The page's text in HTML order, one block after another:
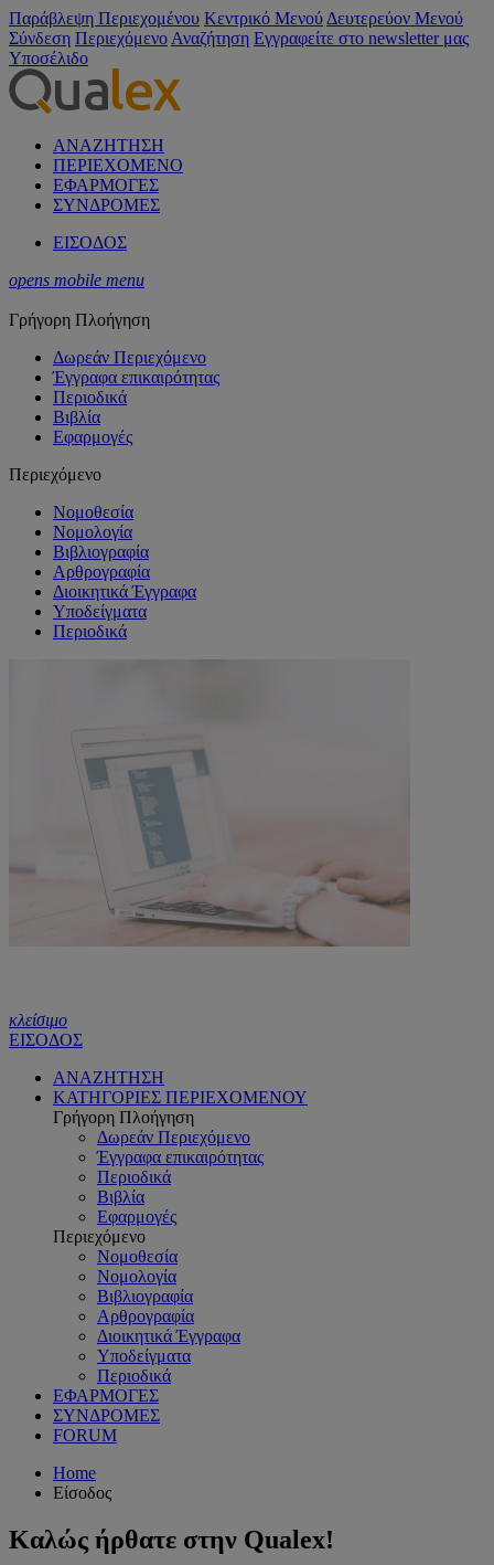
Παράβλεψη Περιεχομένου Κεντρικό Μενού Δευτερεύον Μενού
Σύνδεση Περιεχόμενο Αναζήτηση Εγγραφείτε στο newsletter μας
Υποσέλιδο
ΑΝΑΖΗΤΗΣΗ
ΠΕΡΙΕΧΟΜΕΝΟ
ΕΦΑΡΜΟΓΕΣ
ΣΥΝΔΡΟΜΕΣ
ΕΙΣΟΔΟΣ
opens mobile menu
Γρήγορη Πλοήγηση
Δωρεάν Περιεχόμενο
Έγγραφα επικαιρότητας
Περιοδικά
Βιβλία
Εφαρμογές
Περιεχόμενο
Νομοθεσία
Νομολογία
Βιβλιογραφία
Αρθρογραφία
Διοικητικά Έγγραφα
Υποδείγματα
Περιοδικά
κλείσιμο
ΕΙΣΟΔΟΣ
ΑΝΑΖΗΤΗΣΗ
ΚΑΤΗΓΟΡΙΕΣ ΠΕΡΙΕΧΟΜΕΝΟΥ
Γρήγορη Πλοήγηση
Δωρεάν Περιεχόμενο
Έγγραφα επικαιρότητας
Περιοδικά
Βιβλία
Εφαρμογές
Περιεχόμενο
Νομοθεσία
Νομολογία
Βιβλιογραφία
Αρθρογραφία
Διοικητικά Έγγραφα
Υποδείγματα
Περιοδικά
ΕΦΑΡΜΟΓΕΣ
ΣΥΝΔΡΟΜΕΣ
FORUM
Home
Είσοδος
Καλώς ήρθατε στην Qualex!